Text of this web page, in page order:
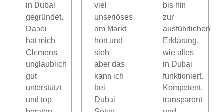
in Dubai
gegründet.
Dabei
hat mich
Clemens
unglaublich
gut
unterstützt
und top
viel
unseriöses
am Markt
hört und
sieht
aber das
kann ich
bei
Dubai
bis hin
zur
ausführlichen
Erklärung,
wie alles
in Dubai
funktioniert.
Kompetent,
transparent